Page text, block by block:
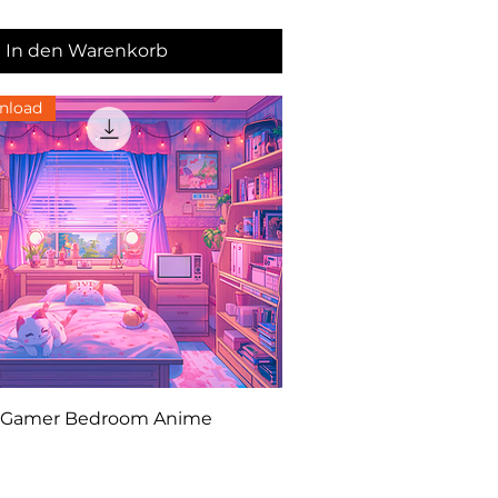
In den Warenkorb
Schnellansicht
Bedroom Anime